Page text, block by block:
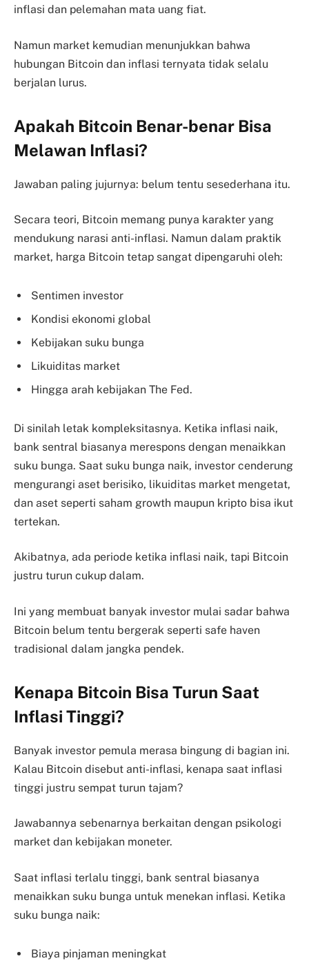
inflasi dan pelemahan mata uang fiat.
Namun market kemudian menunjukkan bahwa
hubungan Bitcoin dan inflasi ternyata tidak selalu
berjalan lurus.
Apakah Bitcoin Benar-benar Bisa
Melawan Inflasi?
Jawaban paling jujurnya: belum tentu sesederhana itu.
Secara teori, Bitcoin memang punya karakter yang
mendukung narasi anti-inflasi. Namun dalam praktik
market, harga Bitcoin tetap sangat dipengaruhi oleh:
Sentimen investor
Kondisi ekonomi global
Kebijakan suku bunga
Likuiditas market
Hingga arah kebijakan The Fed.
Di sinilah letak kompleksitasnya. Ketika inflasi naik,
bank sentral biasanya merespons dengan menaikkan
suku bunga. Saat suku bunga naik, investor cenderung
mengurangi aset berisiko, likuiditas market mengetat,
dan aset seperti saham growth maupun kripto bisa ikut
tertekan.
Akibatnya, ada periode ketika inflasi naik, tapi Bitcoin
justru turun cukup dalam.
Ini yang membuat banyak investor mulai sadar bahwa
Bitcoin belum tentu bergerak seperti safe haven
tradisional dalam jangka pendek.
Kenapa Bitcoin Bisa Turun Saat
Inflasi Tinggi?
Banyak investor pemula merasa bingung di bagian ini.
Kalau Bitcoin disebut anti-inflasi, kenapa saat inflasi
tinggi justru sempat turun tajam?
Jawabannya sebenarnya berkaitan dengan psikologi
market dan kebijakan moneter.
Saat inflasi terlalu tinggi, bank sentral biasanya
menaikkan suku bunga untuk menekan inflasi. Ketika
suku bunga naik:
Biaya pinjaman meningkat